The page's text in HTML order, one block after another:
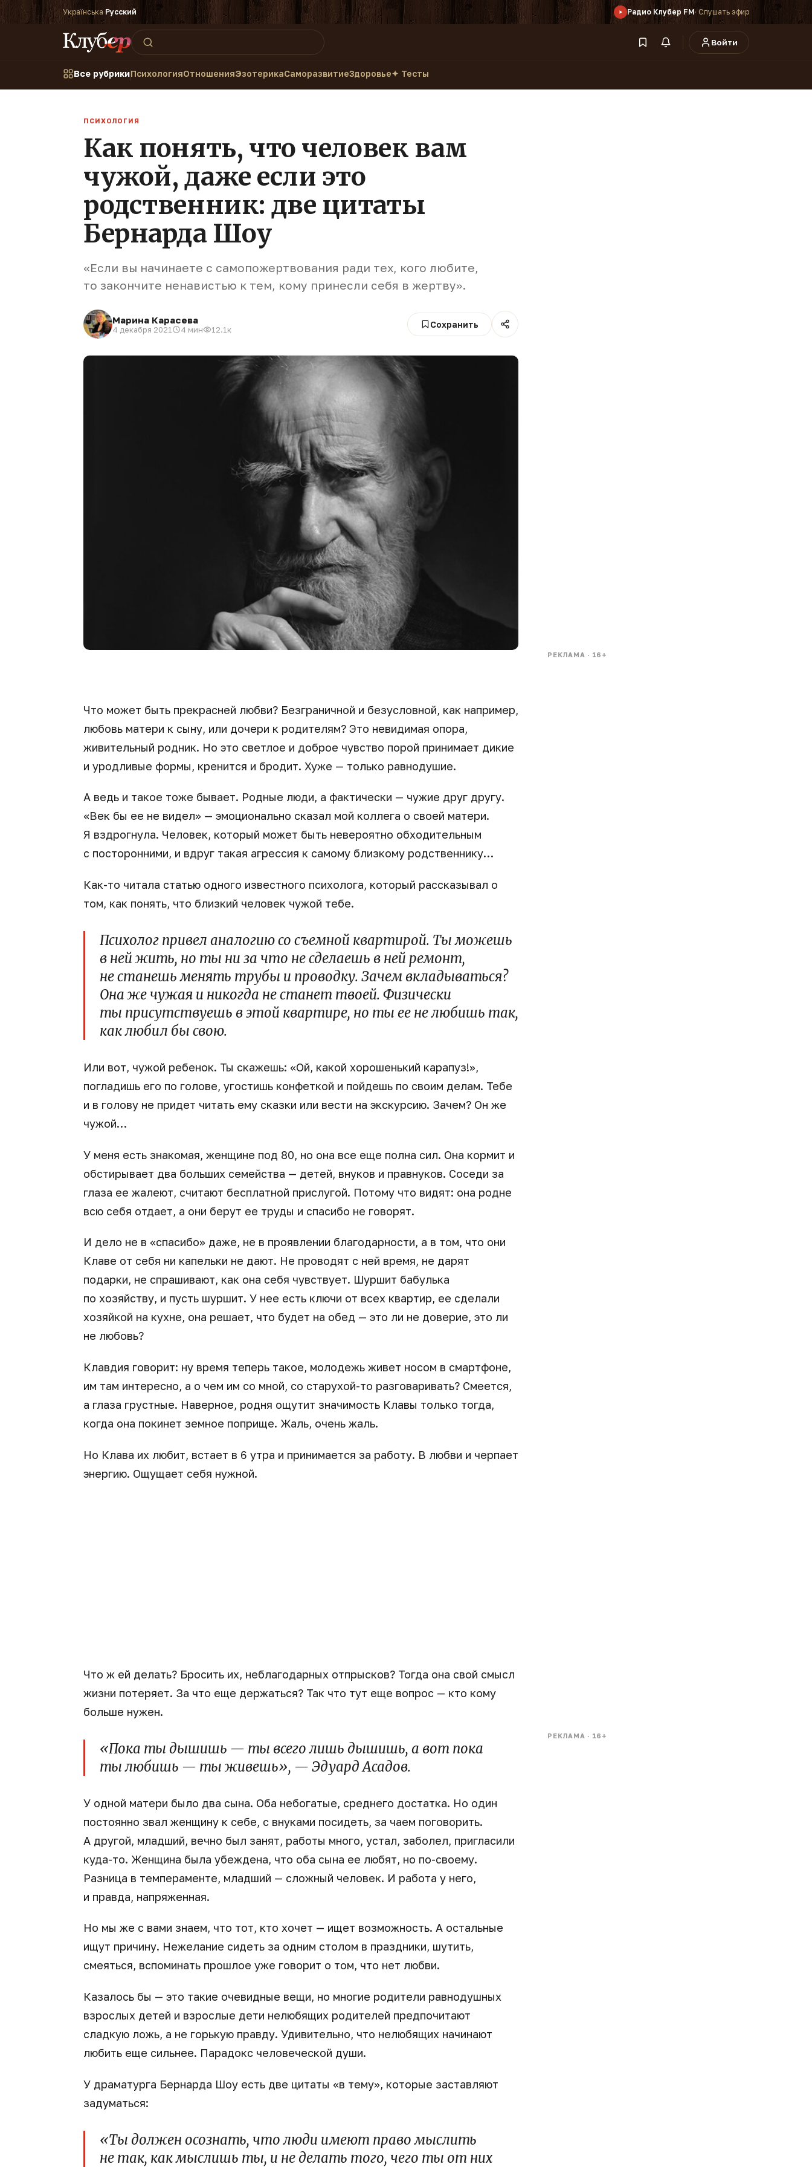
Українська·Русский Радио Клубер FM· Слушать эфир
Войти
Все рубрикиПсихологияОтношенияЭзотерикаСаморазвитиеЗдоровье✦ Тесты
ПСИХОЛОГИЯ
Как понять, что человек вам
чужой, даже если это
родственник: две цитаты
Бернарда Шоу
«Если вы начинаете с самопожертвования ради тех, кого любите,
то закончите ненавистью к тем, кому принесли себя в жертву».
Марина Карасева
4 декабря 2021 4 мин 12.1к
Сохранить
Что может быть прекрасней любви? Безграничной и безусловной, как например,
любовь матери к сыну, или дочери к родителям? Это невидимая опора,
живительный родник. Но это светлое и доброе чувство порой принимает дикие
и уродливые формы, кренится и бродит. Хуже — только равнодушие.
А ведь и такое тоже бывает. Родные люди, а фактически — чужие друг другу.
«Век бы ее не видел» — эмоционально сказал мой коллега о своей матери.
Я вздрогнула. Человек, который может быть невероятно обходительным
с посторонними, и вдруг такая агрессия к самому близкому родственнику…
Как-то читала статью одного известного психолога, который рассказывал о
том, как понять, что близкий человек чужой тебе.
Психолог привел аналогию со съемной квартирой. Ты можешь
в ней жить, но ты ни за что не сделаешь в ней ремонт,
не станешь менять трубы и проводку. Зачем вкладываться?
Она же чужая и никогда не станет твоей. Физически
ты присутствуешь в этой квартире, но ты ее не любишь так,
как любил бы свою.
Или вот, чужой ребенок. Ты скажешь: «Ой, какой хорошенький карапуз!»,
погладишь его по голове, угостишь конфеткой и пойдешь по своим делам. Тебе
и в голову не придет читать ему сказки или вести на экскурсию. Зачем? Он же
чужой…
У меня есть знакомая, женщине под 80, но она все еще полна сил. Она кормит и
обстирывает два больших семейства — детей, внуков и правнуков. Соседи за
глаза ее жалеют, считают бесплатной прислугой. Потому что видят: она родне
всю себя отдает, а они берут ее труды и спасибо не говорят.
И дело не в «спасибо» даже, не в проявлении благодарности, а в том, что они
Клаве от себя ни капельки не дают. Не проводят с ней время, не дарят
подарки, не спрашивают, как она себя чувствует. Шуршит бабулька
по хозяйству, и пусть шуршит. У нее есть ключи от всех квартир, ее сделали
хозяйкой на кухне, она решает, что будет на обед — это ли не доверие, это ли
не любовь?
Клавдия говорит: ну время теперь такое, молодежь живет носом в смартфоне,
им там интересно, а о чем им со мной, со старухой-то разговаривать? Смеется,
а глаза грустные. Наверное, родня ощутит значимость Клавы только тогда,
когда она покинет земное поприще. Жаль, очень жаль.
Но Клава их любит, встает в 6 утра и принимается за работу. В любви и черпает
энергию. Ощущает себя нужной.
Что ж ей делать? Бросить их, неблагодарных отпрысков? Тогда она свой смысл
жизни потеряет. За что еще держаться? Так что тут еще вопрос — кто кому
больше нужен.
«Пока ты дышишь — ты всего лишь дышишь, а вот пока
ты любишь — ты живешь», — Эдуард Асадов.
У одной матери было два сына. Оба небогатые, среднего достатка. Но один
постоянно звал женщину к себе, с внуками посидеть, за чаем поговорить.
А другой, младший, вечно был занят, работы много, устал, заболел, пригласили
куда-то. Женщина была убеждена, что оба сына ее любят, но по-своему.
Разница в темпераменте, младший — сложный человек. И работа у него,
и правда, напряженная.
Но мы же с вами знаем, что тот, кто хочет — ищет возможность. А остальные
ищут причину. Нежелание сидеть за одним столом в праздники, шутить,
смеяться, вспоминать прошлое уже говорит о том, что нет любви.
Казалось бы — это такие очевидные вещи, но многие родители равнодушных
взрослых детей и взрослые дети нелюбящих родителей предпочитают
сладкую ложь, а не горькую правду. Удивительно, что нелюбящих начинают
любить еще сильнее. Парадокс человеческой души.
У драматурга Бернарда Шоу есть две цитаты «в тему», которые заставляют
задуматься:
«Ты должен осознать, что люди имеют право мыслить
не так, как мыслишь ты, и не делать того, чего ты от них
РЕКЛАМА · 16+
РЕКЛАМА · 16+